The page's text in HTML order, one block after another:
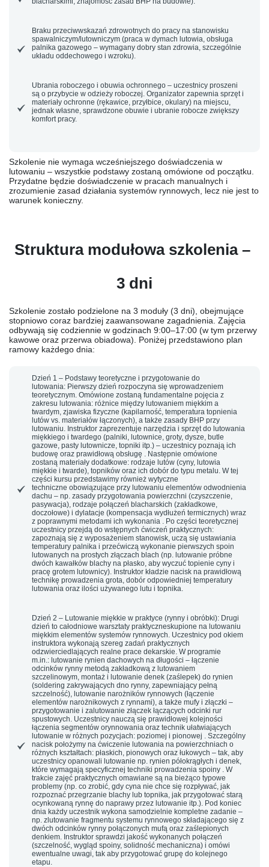
Braku przeciwwskazań zdrowotnych do pracy na stanowisku
spawalniczym/lutowniczym (praca w dymach lutowia, obsługa
palnika gazowego – wymagany dobry stan zdrowia, szczególnie
układu oddechowego i wzroku).
Ubrania roboczego i obuwia ochronnego – uczestnicy proszeni
są o przybycie w odzieży roboczej. Organizator zapewnia sprzęt i
materiały ochronne (rękawice, przyłbice, okulary) na miejscu,
jednak własne, sprawdzone obuwie i ubranie robocze zwiększy
komfort pracy.
Szkolenie nie wymaga wcześniejszego doświadczenia w
lutowaniu – wszystkie podstawy zostaną omówione od początku.
Przydatne będzie doświadczenie w pracach manualnych i
zrozumienie zasad działania systemów rynnowych, lecz nie jest to
warunek konieczny.
Struktura modułowa szkolenia –
3 dni
Szkolenie zostało podzielone na 3 moduły (3 dni) , obejmujące
stopniowo coraz bardziej zaawansowane zagadnienia. Zajęcia
odbywają się codziennie w godzinach 9:00–17:00 (w tym przerwy
kawowe oraz przerwa obiadowa). Poniżej przedstawiono plan
ramowy każdego dnia:
Dzień 1 – Podstawy teoretyczne i przygotowanie do
lutowania: Pierwszy dzień rozpoczyna się wprowadzeniem
teoretycznym. Omówione zostaną fundamentalne pojęcia z
zakresu lutowania: różnice między lutowaniem miękkim a
twardym, zjawiska fizyczne (kapilarność, temperatura topnienia
lutów vs. materiałów łączonych), a także zasady BHP przy
lutowaniu. Instruktor zaprezentuje narzędzia i sprzętdo lutowania
miękkiego i twardego (palniki, lutownice, groty, dysze, butle
gazowe, pasty lutownicze, topniki itp.) – uczestnicy poznają ich
budowę oraz prawidłową obsługę . Następnie omówione
zostaną materiały dodatkowe: rodzaje lutów (cyny, lutowia
miękkie i twarde), topników oraz ich dobór do typu metalu. W tej
części kursu przedstawimy również wytyczne
techniczne obowiązujące przy lutowaniu elementów odwodnienia
dachu – np. zasady przygotowania powierzchni (czyszczenie,
pasywacja), rodzaje połączeń blacharskich (zakładkowe,
doczołowe) i dylatacje (kompensacja wydłużeń termicznych) wraz
z poprawnymi metodami ich wykonania . Po części teoretycznej
uczestnicy przejdą do wstępnych ćwiczeń praktycznych:
zapoznają się z wyposażeniem stanowisk, uczą się ustawiania
temperatury palnika i przećwiczą wykonanie pierwszych spoin
lutowanych na prostych złączach blach (np. lutowanie próbne
dwóch kawałków blachy na płasko, aby wyczuć topienie cyny i
pracę grotem lutownicy). Instruktor kładzie nacisk na prawidłową
technikę prowadzenia grota, dobór odpowiedniej temperatury
lutowania oraz ilości używanego lutu i topnika.
Dzień 2 – Lutowanie miękkie w praktyce (rynny i obróbki): Drugi
dzień to całodniowe warsztaty praktyczneskupione na lutowaniu
miękkim elementów systemów rynnowych. Uczestnicy pod okiem
instruktora wykonają szereg zadań praktycznych
odzwierciedlających realne prace dekarskie. W programie
m.in.: lutowanie rynien dachowych na długości – łączenie
odcinków rynny metodą zakładkową z lutowaniem
szczelinowym, montaż i lutowanie denek (zaślepek) do rynien
(soldering zakrywających dno rynny, zapewniający pełną
szczelność), lutowanie narożników rynnowych (łączenie
elementów narożnikowych z rynnami), a także mufy i złączki –
przygotowanie i zalutowanie złączek łączących odcinki rur
spustowych. Uczestnicy nauczą się prawidłowej kolejności
łączenia segmentów orynnowania oraz technik ułatwiających
lutowanie w różnych pozycjach: poziomej i pionowej . Szczególny
nacisk położymy na ćwiczenie lutowania na powierzchniach o
różnych kształtach: płaskich, pionowych oraz łukowych – tak, aby
uczestnicy opanowali lutowanie np. rynien półokrągłych i denek,
które wymagają specyficznej techniki prowadzenia spoiny . W
trakcie zajęć praktycznych omawiane są na bieżąco typowe
problemy (np. co zrobić, gdy cyna nie chce się rozpływać, jak
rozpoznać przegrzanie blachy lub topnika, jak przygotować starą
ocynkowaną rynnę do naprawy przez lutowanie itp.). Pod koniec
dnia każdy uczestnik wykona samodzielnie kompletne zadanie –
np. zlutowanie fragmentu systemu rynnowego składającego się z
dwóch odcinków rynny połączonych mufą oraz zaślepionych
denkiem. Instruktor sprawdzi jakość wykonanych połączeń
(szczelność, wygląd spoiny, solidność mechaniczna) i omówi
ewentualne uwagi, tak aby przygotować grupę do kolejnego
etapu.